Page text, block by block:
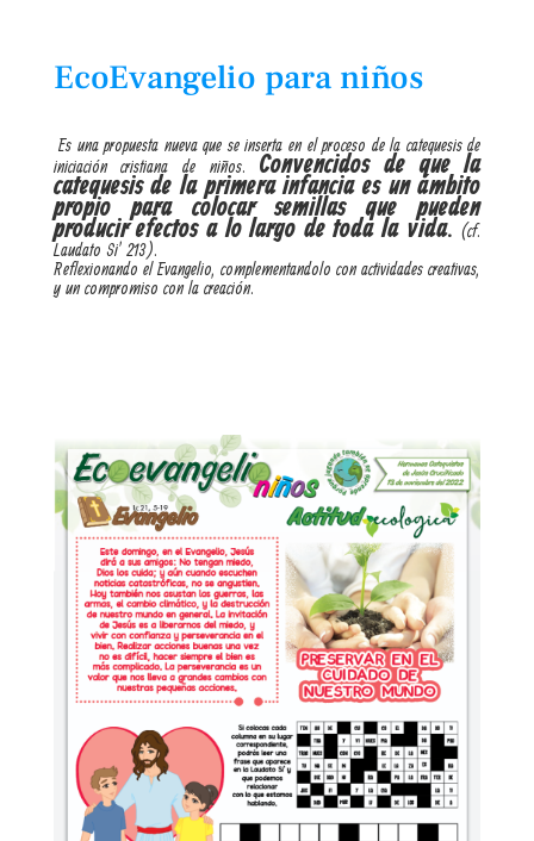
EcoEvangelio para niños
Es una propuesta nueva que se inserta en el proceso de la catequesis de
iniciación cristiana de niños. Convencidos de que la
catequesis de la primera infancia es un ámbito
propio para colocar semillas que pueden
producir efectos a lo largo de toda la vida. (cf.
Laudato Si’ 213).
Reflexionando el Evangelio, complementandolo con actividades creativas,
y un compromiso con la creación.